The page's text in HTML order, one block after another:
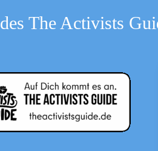
des The Activists